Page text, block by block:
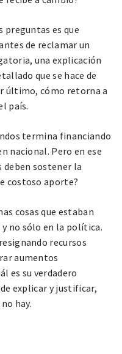
preguntas es que
de reclamar un
una explicación
que se hace de
último, cómo retorna a
país.
termina financiando
nacional. Pero en ese
deben sostener la
costoso aporte?
cosas que estaban
y no sólo en la política.
recursos
aumentos
es su verdadero
explicar y justificar,
hay.